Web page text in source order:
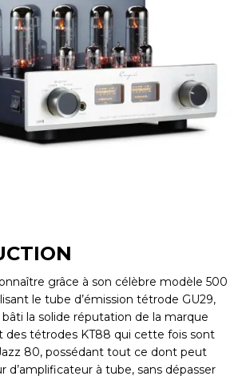
grâce à son célèbre modèle 500
le tube d’émission tétrode GU29,
la solide réputation de la marque
des tétrodes KT88 qui cette fois sont
80, possédant tout ce dont peut
d’amplificateur à tube, sans dépasser